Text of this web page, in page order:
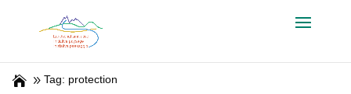
Tag: protection